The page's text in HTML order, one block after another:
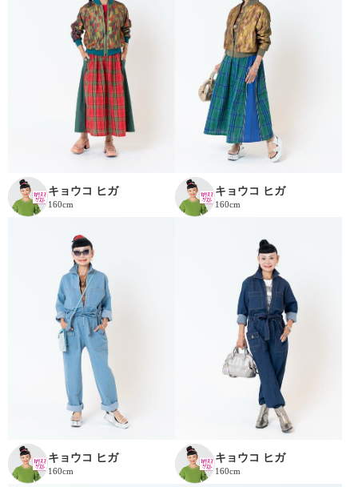
キョウコ ヒガ
160cm
キョウコ ヒガ
160cm
キョウコ ヒガ
160cm
キョウコ ヒガ
160cm